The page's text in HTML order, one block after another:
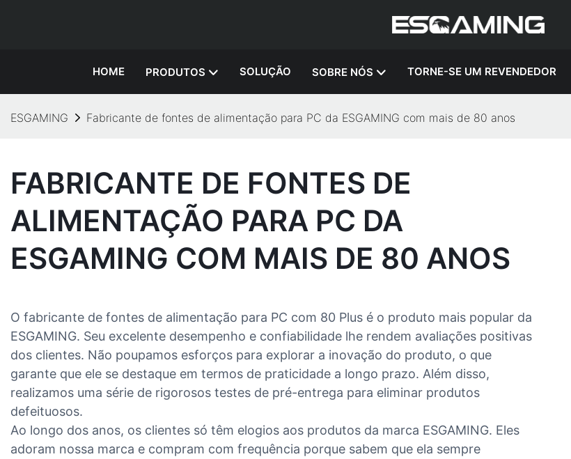
HOME PRODUTOS SOLUÇÃO SOBRE NÓS TORNE-SE UM REVENDEDOR
ESGAMING Fabricante de fontes de alimentação para PC da ESGAMING com mais de 80 anos
FABRICANTE DE FONTES DE
ALIMENTAÇÃO PARA PC DA
ESGAMING COM MAIS DE 80 ANOS
O fabricante de fontes de alimentação para PC com 80 Plus é o produto mais popular da
ESGAMING. Seu excelente desempenho e confiabilidade lhe rendem avaliações positivas
dos clientes. Não poupamos esforços para explorar a inovação do produto, o que
garante que ele se destaque em termos de praticidade a longo prazo. Além disso,
realizamos uma série de rigorosos testes de pré-entrega para eliminar produtos
defeituosos.
Ao longo dos anos, os clientes só têm elogios aos produtos da marca ESGAMING. Eles
adoram nossa marca e compram com frequência porque sabem que ela sempre